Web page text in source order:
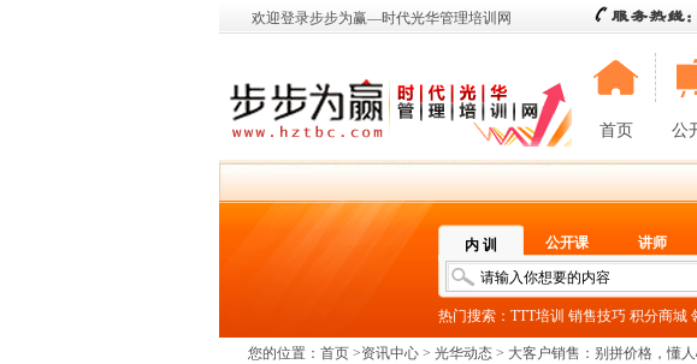
欢迎登录步步为赢—时代光华管理培训网
首页 公
内 训 公开课 讲师
热门搜索： TTT培训 销售技巧 积分商城
您的位置： 首页 >资讯中心 > 光华动态 > 大客户销售：别拼价格，懂